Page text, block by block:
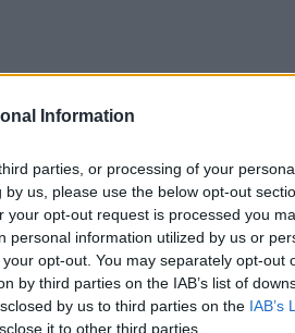
Information
parties, or processing of your
us, please use the below opt-out
opt-out request is processed you
personal information utilized by us or
opt-out. You may separately opt-out
by third parties on the IAB’s list of
by us to third parties on the IAB’s
it to other third parties.